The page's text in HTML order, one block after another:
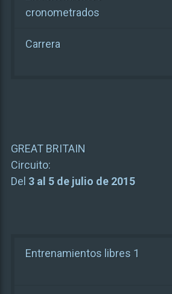
cronometrados
Carrera
GREAT BRITAIN
Circuito:
Del 3 al 5 de julio de 2015
Entrenamientos libres 1